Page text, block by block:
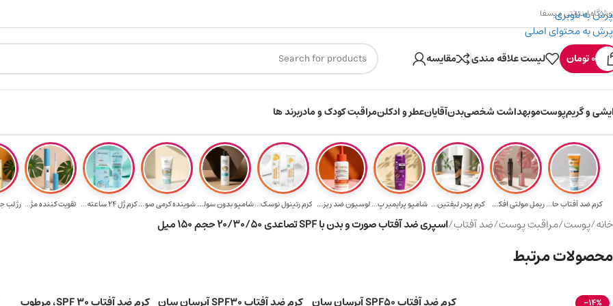
پرش به ناوبری
پرش به محتوای اصلی
هدیه برای خرید های بالای ۵ میلیون تومن ارسال رایگان برای خرید ۳.۵ میلیون به یالا ۳۰۰ میسکوین (۳۰ هزار تومن) هدیه خرید اول
اینترنتی میسفا
0تومان لیست علاقه مندی مقایسه
و گریمپوستموبهداشت شخصیبدنآقایانعطر و ادکلنمراقبت کودک و مادربرند ها
کرم ضد آفتاب حا... ریمل مولتی افکت... کرم پودر لیفتین... شامپو پرایمیر پ... لوسیون ضد ریزش ... کرم رتینول نوسک... شامپو بدون سولف... شوینده کرمی صور...کرم ژل ۲۴ ساعته... تقویت‌ کننده مژ... رژ لب
خانه/پوست/مراقبت پوست/ضد آفتاب/اسپری ضد آفتاب صورت و بدن با SPF تصاعدی 20/30/50 حجم 150 میل
محصولات مرتبط
-14% کرم ضد آفتاب SPF50 آبرسان سان کرم ضد آفتاب SPF30 آبرسان سان کرم ضد آفتاب SPF 30، مرطوب